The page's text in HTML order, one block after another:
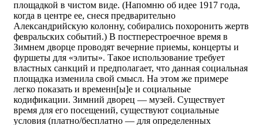
площадкой в чистом виде. (Напомню об идее 1917 года,
когда в центре ее, снеся предварительно
Александрийскую колонну, собирались похоронить жертв
февральских событий.) В постперестроечное время в
Зимнем дворце проводят вечерние приемы, концерты и
фуршеты для «элиты». Такое использование требует
властных санкций и предполагает, что данная социальная
площадка изменила свой смысл. На этом же примере
легко показать и временн[ы]е и социальные
кодификации. Зимний дворец — музей. Существует
время для его посещений, существуют социальные
условия (платно/бесплатно — для определенных